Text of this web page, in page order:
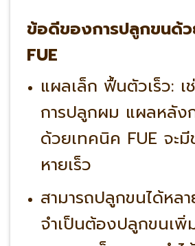
ข้อดีของการปลูกขนด้
FUE
แผลเล็ก ฟื้นตัวเร็ว:
การปลูกผม แผลหลัง
ด้วยเทคนิค FUE จะมี
หายเร็ว
สามารถปลูกขนได้หล
จำเป็นต้องปลูกขนเพิ่